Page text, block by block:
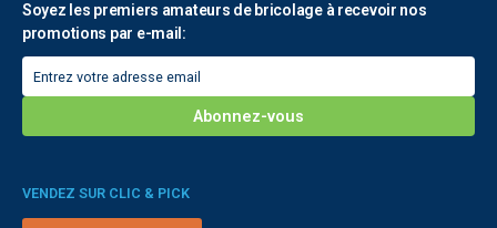
Soyez les premiers amateurs de bricolage à recevoir nos
promotions par e-mail:
VENDEZ SUR CLIC & PICK